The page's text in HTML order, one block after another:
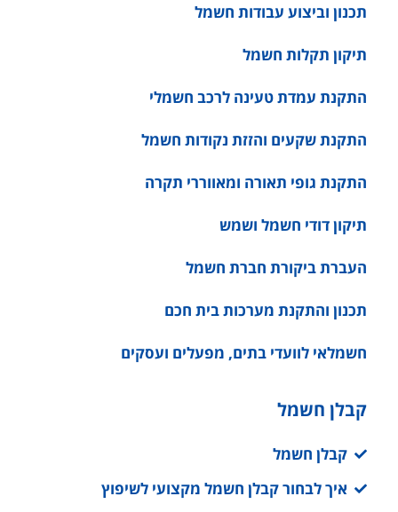
תכנון וביצוע עבודות חשמל
תיקון תקלות חשמל
התקנת עמדת טעינה לרכב חשמלי
התקנת שקעים והזזת נקודות חשמל
התקנת גופי תאורה ומאווררי תקרה
תיקון דודי חשמל ושמש
העברת ביקורת חברת חשמל
תכנון והתקנת מערכות בית חכם
חשמלאי לוועדי בתים, מפעלים ועסקים
קבלן חשמל
קבלן חשמל
איך לבחור קבלן חשמל מקצועי לשיפוץ